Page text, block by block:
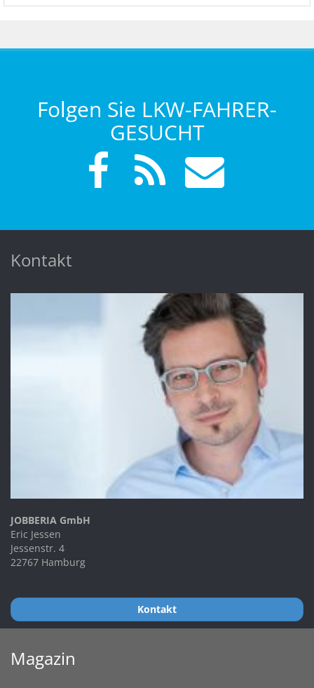
Folgen Sie LKW-FAHRER-
GESUCHT
Kontakt
JOBBERIA GmbH
Eric Jessen
Jessenstr. 4
22767 Hamburg
Kontakt
Magazin